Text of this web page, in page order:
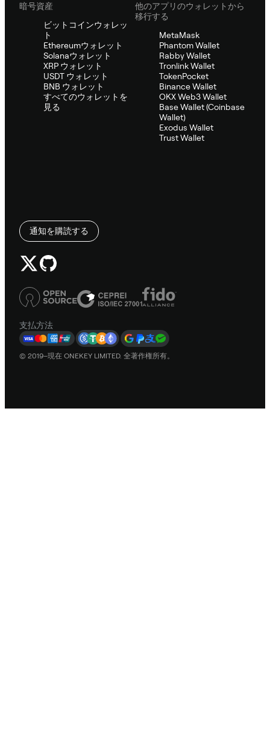
暗号資産
ビットコインウォレッ
ト
Ethereumウォレット
Solanaウォレット
XRP ウォレット
USDT ウォレット
BNB ウォレット
すべてのウォレットを
見る
他のアプリのウォレットから
移行する
MetaMask
Phantom Wallet
Rabby Wallet
Tronlink Wallet
TokenPocket
Binance Wallet
OKX Web3 Wallet
Base Wallet (Coinbase
Wallet)
Exodus Wallet
Trust Wallet
通知を購読する
支払方法
© 2019–現在 ONEKEY LIMITED. 全著作権所有。